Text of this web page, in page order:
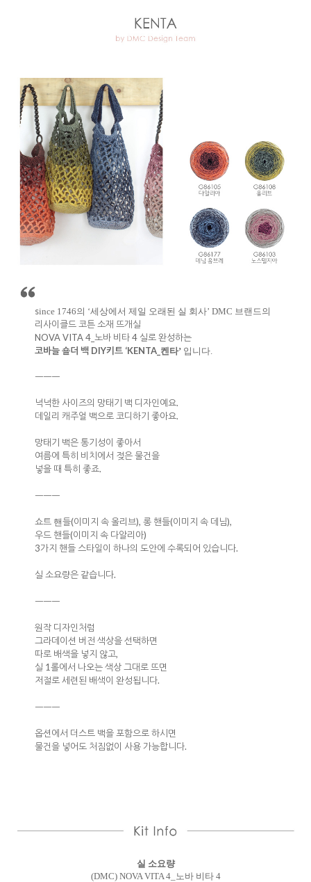
since 1746의 ‘세상에서 제일 오래된 실 회사’ DMC 브랜드의
리사이클드 코튼 소재 뜨개실
NOVA VITA 4_노바 비타 4 실로 완성하는
코바늘 숄더 백 DIY키트 ‘KENTA_ 켄타’ 입니다.
ㅡㅡㅡ
넉넉한 사이즈의 망태기 백 디자인예요.
데일리 캐주얼 백으로 코디하기 좋아요.
망태기 백은 통기성이 좋아서
여름에 특히 비치에서 젖은 물건을
넣을 때 특히 좋죠.
ㅡㅡㅡ
쇼트 핸들(이미지 속 올리브), 롱 핸들(이미지 속 데님),
우드 핸들(이미지 속 다알리아)
3가지 핸들 스타일이 하나의 도안에 수록되어 있습니다.
실 소요량은 같습니다.
ㅡㅡㅡ
원작 디자인처럼
그라데이션 버전 색상을 선택하면
따로 배색을 넣지 않고,
실 1롤에서 나오는 색상 그대로 뜨면
저절로 세련된 배색이 완성됩니다.
ㅡㅡㅡ
옵션에서 더스트 백을 포함으로 하시면
물건을 넣어도 처짐없이 사용 가능합니다.
실 소요량
(DMC) NOVA VITA 4_노바 비타 4